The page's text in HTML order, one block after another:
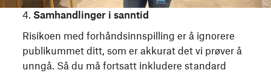
4. Samhandlinger i sanntid
Risikoen med forhåndsinnspilling er å ignorere
publikummet ditt, som er akkurat det vi prøver å
unngå. Så du må fortsatt inkludere standard